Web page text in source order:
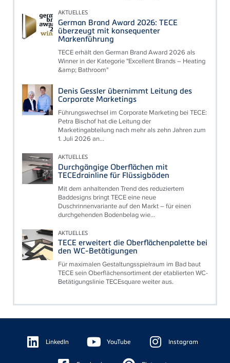
AKTUELLES
German Brand Award 2026: TECE
überzeugt mit konsequenter
Markenführung
TECE erhält den German Brand Award 2026 als
Winner in der Kategorie "Excellent Brands – Heating
&amp; Bathroom"
Denis Gessler übernimmt Leitung des
Corporate Marketings
Führungswechsel im Corporate Marketing bei TECE:
Petra Bischof hat die Leitung der
Marketingabteilung nach mehr als zehn Jahren zum
1. Juli 2026 an...
AKTUELLES
Durchgängige Oberflächen mit
TECEdrainline für Flüssigböden
Mit dem anhaltenden Trend des reduziertem
Baddesigns bringt TECE eine neue
Duschrinnenvariante auf den Markt – für einen
durchgehenden Bodenbelag wie...
AKTUELLES
TECE erweitert die Oberflächenpalette bei
den WC-Betätigungen
Für maximalen Gestaltungsspielraum im Bad baut
TECE sein Oberflächensortiment der etablierten WC-
Betätigungslinie TECEsquare weiter aus.
Floating
Sidebar LinkedIn YouTube Instagram